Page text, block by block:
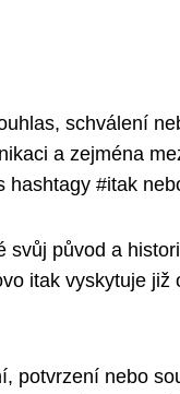
schválení
a zejména
#itak
původ a
itak vyskytuje
potvrzení nebo